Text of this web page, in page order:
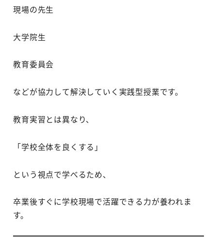
現場の先生
大学院生
教育委員会
などが協力して解決していく実践型授業です。
教育実習とは異なり、
「学校全体を良くする」
という視点で学べるため、
卒業後すぐに学校現場で活躍できる力が養われま
す。